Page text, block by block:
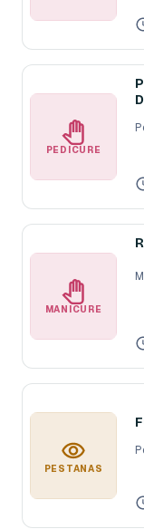
PEDICURE
MANICURE
PESTAÑAS